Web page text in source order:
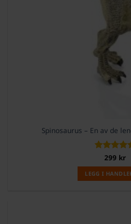
Spinosaurus – En av de
Vurdert5
av 5
299 kr
LEGG I